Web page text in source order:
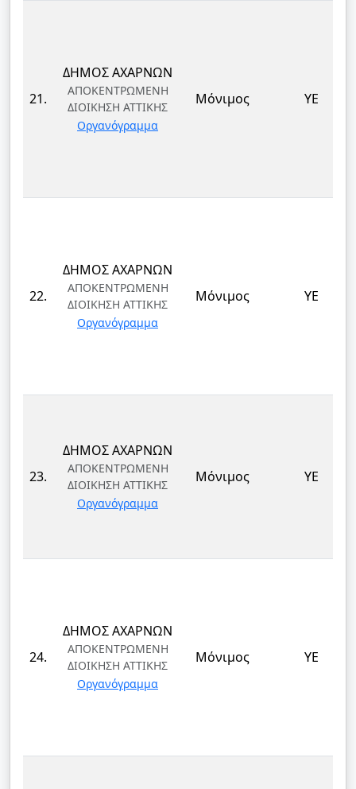
21.
ΔΗΜΟΣ ΑΧΑΡΝΩΝ
ΑΠΟΚΕΝΤΡΩΜΕΝΗ
ΔΙΟΙΚΗΣΗ ΑΤΤΙΚΗΣ
Οργανόγραμμα
Μόνιμος ΥΕ
22.
ΔΗΜΟΣ ΑΧΑΡΝΩΝ
ΑΠΟΚΕΝΤΡΩΜΕΝΗ
ΔΙΟΙΚΗΣΗ ΑΤΤΙΚΗΣ
Οργανόγραμμα
Μόνιμος ΥΕ
23.
ΔΗΜΟΣ ΑΧΑΡΝΩΝ
ΑΠΟΚΕΝΤΡΩΜΕΝΗ
ΔΙΟΙΚΗΣΗ ΑΤΤΙΚΗΣ
Οργανόγραμμα
Μόνιμος ΥΕ
24.
ΔΗΜΟΣ ΑΧΑΡΝΩΝ
ΑΠΟΚΕΝΤΡΩΜΕΝΗ
ΔΙΟΙΚΗΣΗ ΑΤΤΙΚΗΣ
Οργανόγραμμα
Μόνιμος ΥΕ